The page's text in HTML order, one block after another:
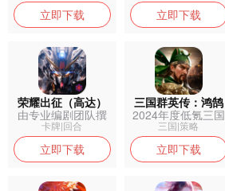
立即下载 立即下载
荣耀出征（高达）
由专业编剧团队撰
写背景故事，...
卡牌|回合
立即下载
三国群英传：鸿鹄
霸业
2024年度低氪三国
策略手游...
三国|策略
立即下载